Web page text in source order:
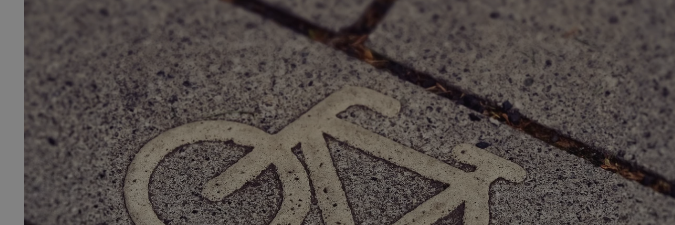
rudaslaska.com.pl
Ten plik cookie przechowuje identyfikator sesji.
QeSessID
rudaslaska.com.pl
Ten plik cookie przechowuje identyfikator sesji.
MvSessID
rudaslaska.com.pl 1 rok
Ten plik cookie przechowuje identyfikator sesji.
msToken
.tiktok.com 1 tydzień 3 dni
Ten plik cookie jest używany do celów
uwierzytelniania i bezpieczeństwa, zapewniając, że
użytkownicy pozostają zalogowani, a ich dane są
zabezpieczone, jak poruszać się przez witrynę
internetową lub interakcji z jej usług.
__cf_bm
Cloudflare Inc.
.x.com
30 minut
Ten plik cookie służy do rozróżniania ludzi i botów.
Jest to korzystne dla strony internetowej, ponieważ
umożliwia tworzenie ważnych raportów na temat
korzystania z jej witryny internetowej.
__cf_bm
Cloudflare Inc.
.twitter.com
29 minut 59
sekund
Ten plik cookie służy do rozróżniania ludzi i botów.
Jest to korzystne dla strony internetowej, ponieważ
umożliwia tworzenie ważnych raportów na temat
korzystania z jej witryny internetowej.
VISITOR_PRIVACY_METADATA
YouTube
.youtube.com
5 miesięcy 4
tygodnie
Ten plik cookie jest używany do przechowywania
zgody użytkownika i wyboru prywatności dla ich
interakcji z witryną. Rejestruje dane dotyczące
zgody odwiedzającego na różne polityki i
ustawienia prywatności, zapewniając, że ich
preferencje zostaną uhonorowane w przyszłych
sesjach.
CookieScriptConsent
CookieScript
4 tygodnie 2 dni
Ten plik cookie jest używany przez usługę Cookie-
Polityce prywatności Google